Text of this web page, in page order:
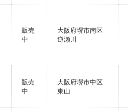
販売
中
大阪府堺市南区
逆瀬川
販売
中
大阪府堺市中区
東山